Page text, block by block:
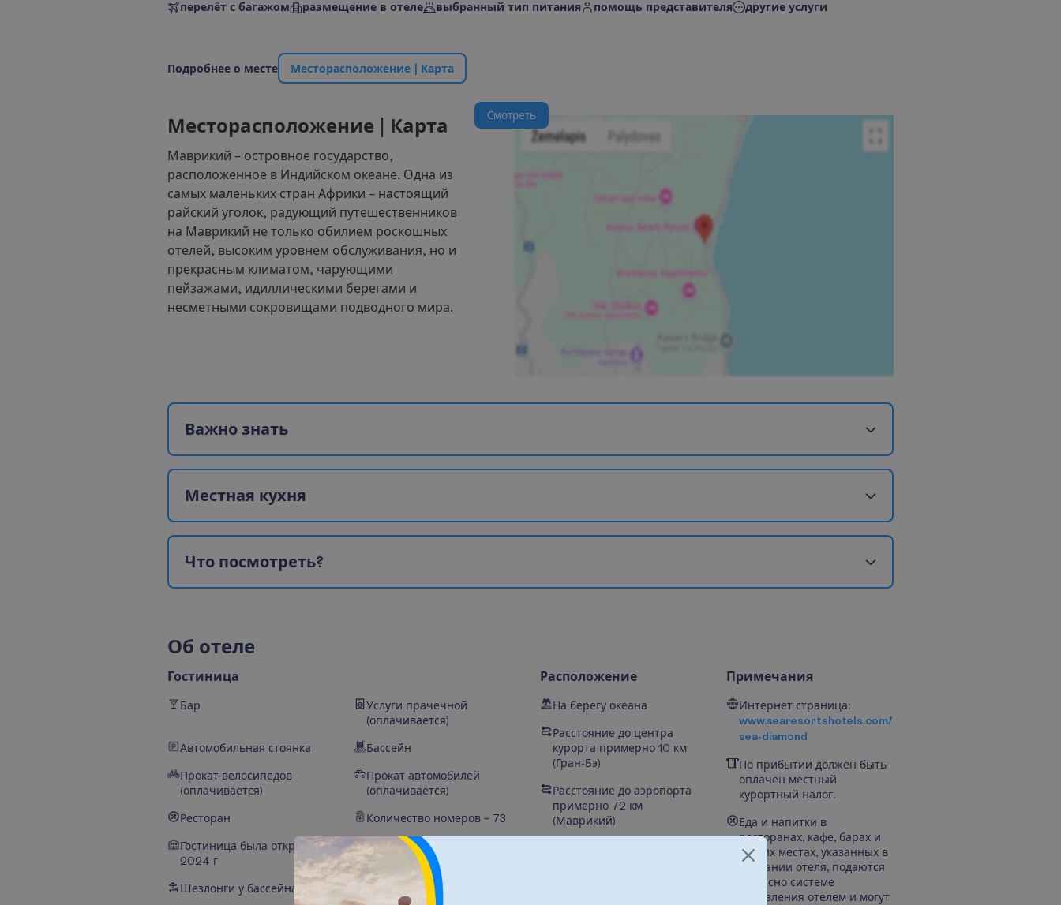
перелёт с багажом размещение в отеле выбранный тип питания помощь представителя другие услуги
Подробнее о месте Месторасположение Карта
Месторасположение Карта
Маврикий – островное государство,
расположенное в Индийском океане. Одна из
самых маленьких стран Африки – настоящий
райский уголок, радующий путешественников
на Маврикий не только обилием роскошных
отелей, высоким уровнем обслуживания, но и
прекрасным климатом, чарующими
пейзажами, идиллическими берегами и
несметными сокровищами подводного мира.
Смотреть
Важно знать
Местная кухня
Что посмотреть?
Об отеле
Гостиница
Бар
Услуги прачечной
(оплачивается)
Автомобильная стоянка Бассейн
Прокат велосипедов
(оплачивается)
Прокат автомобилей
(оплачивается)
Ресторан Количество номеров – 73
Гостиница была открыта
2024 г
Национальная категория
гостиницы – 5*
Шезлонги у бассейна Шезлонги на пляже
Расположение
На берегу океана
Расстояние до центра
курорта примерно 10 км
(Гран-Бэ)
Расстояние до аэропорта
примерно 72 км
(Маврикий)
Примечания
Интернет страница:
www.searesortshotels.com/
sea-diamond
По прибытии должен быть
оплачен местный
курортный налог.
Еда и напитки в
ресторанах, кафе, барах и
других местах, указанных в
описании отеля, подаются
согласно системе
управления отелем и могут